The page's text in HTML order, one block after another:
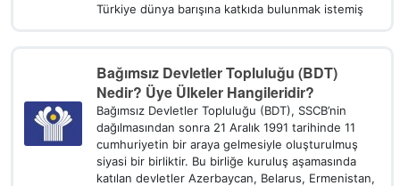
Türkiye dünya barışına katkıda bulunmak istemiş
Bağımsız Devletler Topluluğu (BDT)
Nedir? Üye Ülkeler Hangileridir?
Bağımsız Devletler Topluluğu (BDT), SSCB’nin
dağılmasından sonra 21 Aralık 1991 tarihinde 11
cumhuriyetin bir araya gelmesiyle oluşturulmuş
siyasi bir birliktir. Bu birliğe kuruluş aşamasında
katılan devletler Azerbaycan, Belarus, Ermenistan,